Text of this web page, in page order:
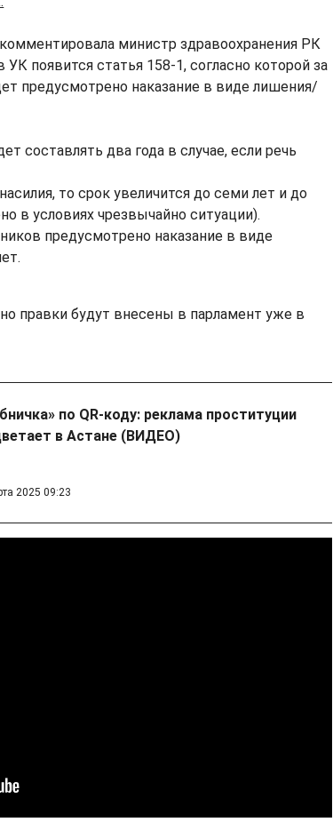
министр здравоохранения РК
появится статья 158-1, согласно которой за
предусмотрено наказание в виде лишения/
составлять два года в случае, если речь
то срок увеличится до семи лет и до
в условиях чрезвычайно ситуации).
предусмотрено наказание в виде
правки будут внесены в парламент уже в
по QR-коду: реклама проституции
в Астане (ВИДЕО)
2025 09:23